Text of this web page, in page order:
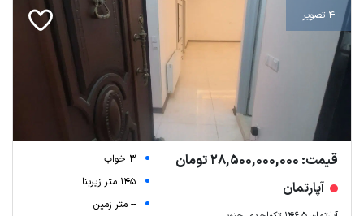
4 تصویر
قیمت: 28,500,000,000 تومان
آپارتمان
3 خواب
145 متر زیربنا
-- متر زمین